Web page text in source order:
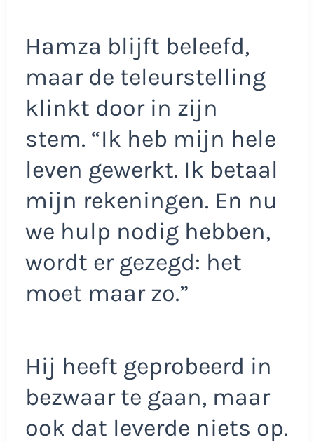
Hamza blijft beleefd,
maar de teleurstelling
klinkt door in zijn
stem. “Ik heb mijn hele
leven gewerkt. Ik betaal
mijn rekeningen. En nu
we hulp nodig hebben,
wordt er gezegd: het
moet maar zo.”
Hij heeft geprobeerd in
bezwaar te gaan, maar
ook dat leverde niets op.